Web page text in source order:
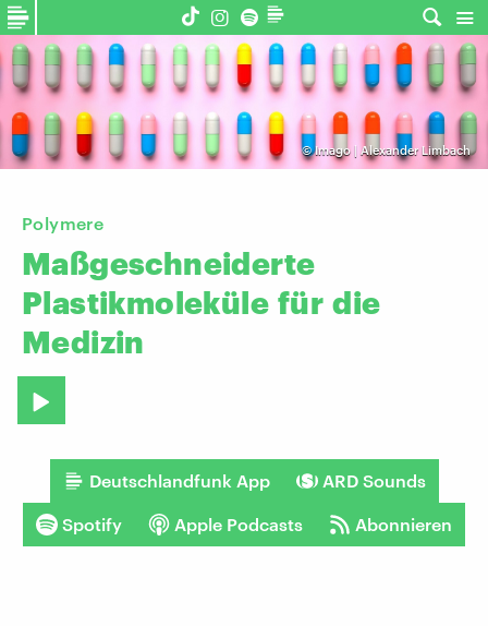
©Imago | Alexander Limbach
Polymere
Maßgeschneiderte
Plastikmoleküle für die
Medizin
Deutschlandfunk App ARD Sounds
Spotify Apple Podcasts Abonnieren